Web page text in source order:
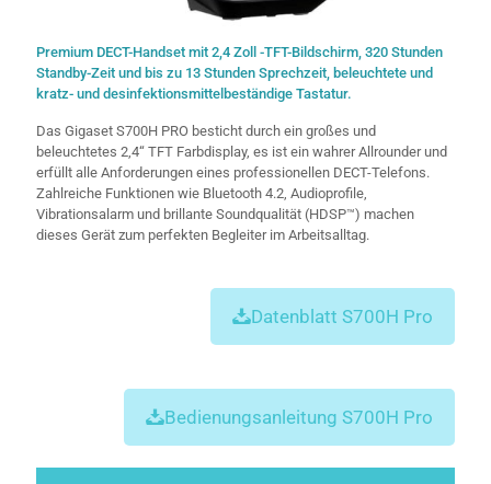
Premium DECT-Handset mit 2,4 Zoll -TFT-Bildschirm, 320 Stunden
Standby-Zeit und bis zu 13 Stunden Sprechzeit, beleuchtete und
kratz- und desinfektionsmittelbeständige Tastatur.
Das Gigaset S700H PRO besticht durch ein großes und
beleuchtetes 2,4“ TFT Farbdisplay, es ist ein wahrer Allrounder und
erfüllt alle Anforderungen eines professionellen DECT-Telefons.
Zahlreiche Funktionen wie Bluetooth 4.2, Audioprofile,
Vibrationsalarm und brillante Soundqualität (HDSP™) machen
dieses Gerät zum perfekten Begleiter im Arbeitsalltag.
Datenblatt S700H Pro
Bedienungsanleitung S700H Pro